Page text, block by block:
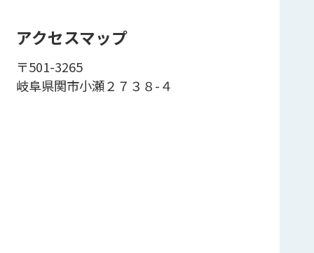
アクセスマップ
〒501-3265
岐阜県関市小瀬２７３８-４